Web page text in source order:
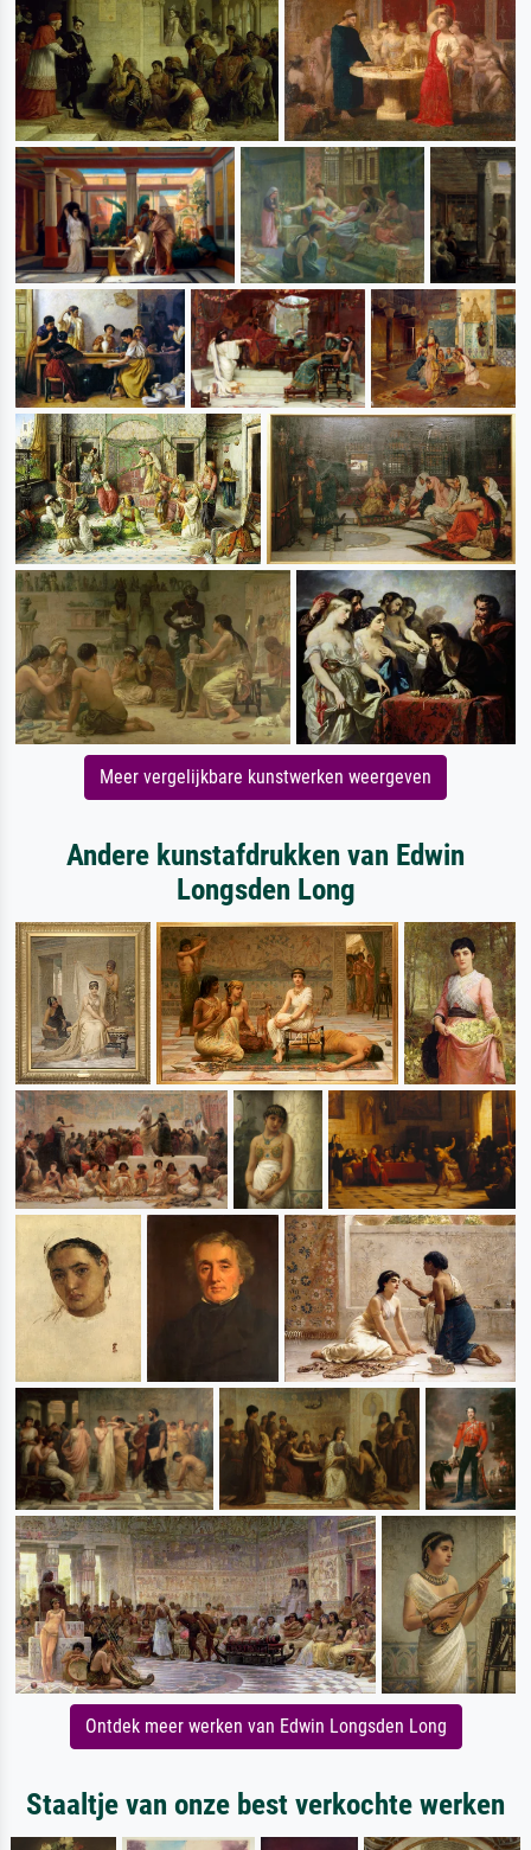
Meer vergelijkbare kunstwerken weergeven
Andere kunstafdrukken van Edwin
Longsden Long
Ontdek meer werken van Edwin Longsden Long
Staaltje van onze best verkochte werken